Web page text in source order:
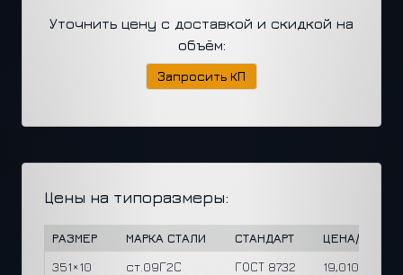
Уточнить цену с доставкой и скидкой на
объём:
Запросить КП
Цены на типоразмеры:
РАЗМЕР МАРКА СТАЛИ СТАНДАРТ ЦЕНА/М
351×10
ст.09Г2С ГОСТ 8732 19,010 ₽